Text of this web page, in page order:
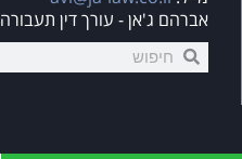
אברהם ג'אן - עורך דין תעבורה